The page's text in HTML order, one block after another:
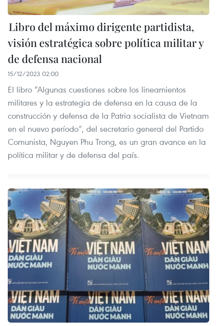
Libro del máximo dirigente partidista,
visión estratégica sobre política militar y
de defensa nacional
15/12/2023 02:00
El libro “Algunas cuestiones sobre los lineamientos
militares y la estrategia de defensa en la causa de la
construcción y defensa de la Patria socialista de Vietnam
en el nuevo período”, del secretario general del Partido
Comunista, Nguyen Phu Trong, es un gran avance en la
política militar y de defensa del país.